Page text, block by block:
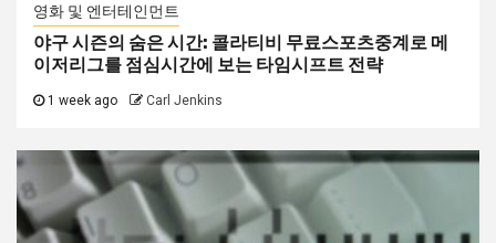
영화 및 엔터테인먼트
야구 시즌의 숨은 시간: 콜라티비 무료스포츠중계로 메
이저리그를 점심시간에 보는 타임시프트 전략
1 week ago Carl Jenkins